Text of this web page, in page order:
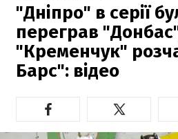
"Дніпро" в серії
переграв
"Кременчук"
Барс": відео